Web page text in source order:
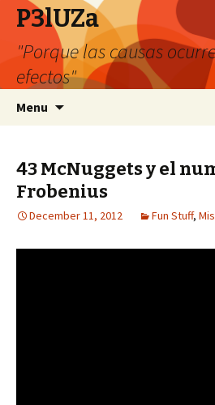
P3lUZa
"Porque las causas
efectos"
Menu
43 McNuggets y el
Frobenius
December 11, 2012 Fun Stuff,